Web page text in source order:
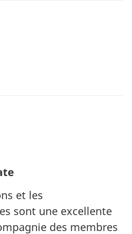
et les
sont une excellente
des membres